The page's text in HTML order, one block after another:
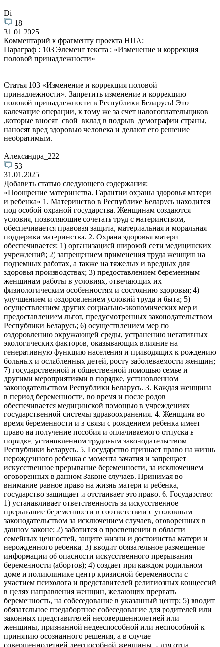
Di
18
31.01.2025
Комментарий к фрагменту проекта НПА:
Параграф : 103 Элемент текста : «Изменение и коррекция
половой принадлежности»
Статья 103 «Изменение и коррекция половой
принадлежности». Запретить изменение и коррекцию
половой принадлежности в Республики Беларусь! Это
калечащие операции, к тому же за счет налогоплательщиков
,которые вносят свой вклад в подрыв демографии страны,
наносят вред здоровью человека и делают его решение
необратимым.
Александра_222
53
31.01.2025
Добавить статью следующего содержания:
«Поощрение материнства. Гарантии охраны здоровья матери
и ребенка» 1. Материнство в Республике Беларусь находится
под особой охраной государства. Женщинам создаются
условия, позволяющие сочетать труд с материнством,
обеспечивается правовая защита, материальная и моральная
поддержка материнства. 2. Охрана здоровья матери
обеспечивается: 1) организацией широкой сети медицинских
учреждений; 2) запрещением применения труда женщин на
подземных работах, а также на тяжелых и вредных для
здоровья производствах; 3) предоставлением беременным
женщинам работы в условиях, отвечающих их
физиологическим особенностям и состоянию здоровья; 4)
улучшением и оздоровлением условий труда и быта; 5)
осуществлением других социально-экономических мер и
предоставлением льгот, предусмотренных законодательством
Республики Беларусь; 6) осуществлением мер по
оздоровлению окружающей среды, устранению негативных
экологических факторов, оказывающих влияние на
генеративную функцию населения и приводящих к рождению
больных и ослабленных детей, росту заболеваемости женщин;
7) государственной и общественной помощью семье и
другими мероприятиями в порядке, установленном
законодательством Республики Беларусь. 3. Каждая женщина
в период беременности, во время и после родов
обеспечивается медицинской помощью в учреждениях
государственной системы здравоохранения. 4. Женщина во
время беременности и в связи с рождением ребенка имеет
право на получение пособия и оплачиваемого отпуска в
порядке, установленном трудовым законодательством
Республики Беларусь. 5. Государство признает право на жизнь
нерожденного ребенка с момента зачатия и запрещает
искусственное прерывание беременности, за исключением
оговоренных в данном Законе случаев. Принимая во
внимание равное право на жизнь матери и ребенка,
государство защищает и отстаивает это право. 6. Государство:
1) устанавливает ответственность за искусственное
прерывание беременности в соответствии с уголовным
законодательством за исключением случаев, оговоренных в
данном законе; 2) заботится о просвещении в области
семейных ценностей, защите жизни и достоинства матери и
нерожденного ребенка; 3) вводит обязательное размещение
информации об опасности искусственного прерывания
беременности (абортов); 4) создает при каждом родильном
доме и поликлинике центр кризисной беременности с
участием психолога и представителей религиозных концессий
в целях направления женщин, желающих прервать
беременность, на собеседование в указанный центр; 5) вводит
обязательное предабортное собеседование для родителей или
законных представителей несовершеннолетней или
женщины, признанной недееспособной или неспособной к
принятию осознанного решения, а в случае
совершеннолетней дееспособной женщины - для отца